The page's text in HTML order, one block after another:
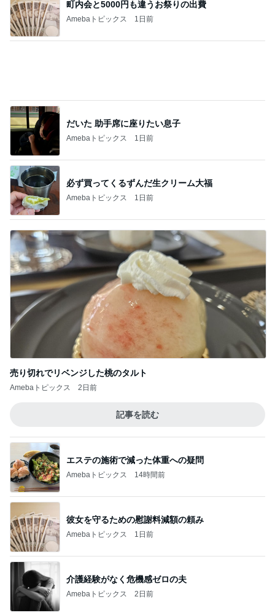
売り切れでリベンジした桃のタルト
Amebaトピックス
記事を読む
エステの施術で減った体重への疑問
Amebaトピックス 14時間前
彼女を守るための慰謝料減額の頼み
Amebaトピックス 1日前
介護経験がなく危機感ゼロの夫
Amebaトピックス 2日前
仕事のミスで悩まされた末期な症状
Amebaトピックス 1日前